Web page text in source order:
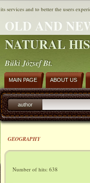
OLD AND
NATURAL
Büki József Bt.
MAIN PAGE ABOUT US
author
GEOGRAPHY
Number of hits: 638
services and to better the users